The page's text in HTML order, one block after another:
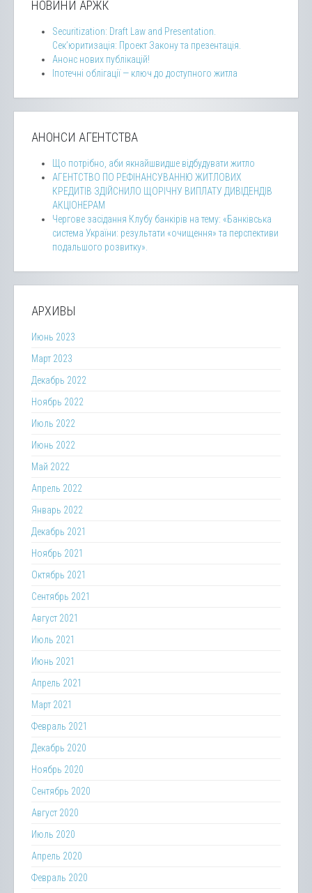
НОВИНИ АРЖК
Securitization: Draft Law and Presentation.
Сек’юритизація: Проект Закону та презентація.
Анонс нових публікацій!
Іпотечні облігації — ключ до доступного житла
АНОНСИ АГЕНТСТВА
Що потрібно, аби якнайшвидше відбудувати житло
АГЕНТСТВО ПО РЕФІНАНСУВАННЮ ЖИТЛОВИХ
КРЕДИТІВ ЗДІЙСНИЛО ЩОРІЧНУ ВИПЛАТУ ДИВІДЕНДІВ
АКЦІОНЕРАМ
Чергове засідання Клубу банкірів на тему: «Банківська
система України: результати «очищення» та перспективи
подальшого розвитку».
АРХИВЫ
Июнь 2023
Март 2023
Декабрь 2022
Ноябрь 2022
Июль 2022
Июнь 2022
Май 2022
Апрель 2022
Январь 2022
Декабрь 2021
Ноябрь 2021
Октябрь 2021
Сентябрь 2021
Август 2021
Июль 2021
Июнь 2021
Апрель 2021
Март 2021
Февраль 2021
Декабрь 2020
Ноябрь 2020
Сентябрь 2020
Август 2020
Июль 2020
Апрель 2020
Февраль 2020